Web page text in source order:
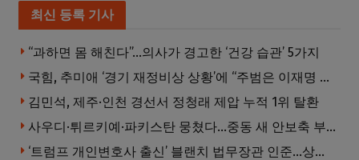
최신 등록 기사
“과하면 몸 해친다”…의사가 경고한 ‘건강 습관’ 5가지
국힘, 추미애 ‘경기 재정비상 상황’에 “주범은 이재명 전 지사”
김민석, 제주·인천 경선서 정청래 제압 누적 1위 탈환
사우디·튀르키예·파키스탄 뭉쳤다…중동 새 안보축 부상하나
‘트럼프 개인변호사 출신’ 블랜치 법무장관 인준…상원 50대49 가결